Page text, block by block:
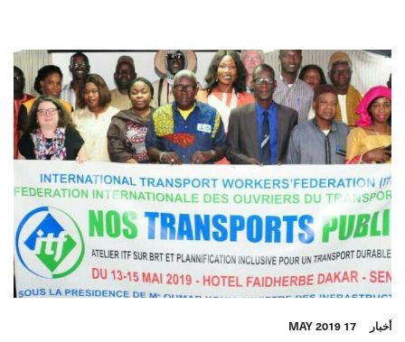
آسيا والمحيط الهادئ
GLOBAL
أخبار 17 MAY 2019